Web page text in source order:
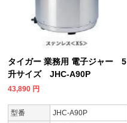
タイガー 業務用 電子ジャー 5
升サイズ JHC-A90P
43,890 円
型番
JHC-A90P